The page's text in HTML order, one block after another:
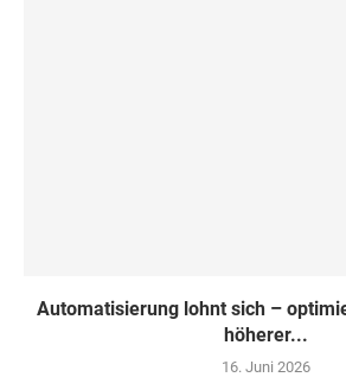
Automatisierung lohnt sich –
höherer...
16. Juni 2026